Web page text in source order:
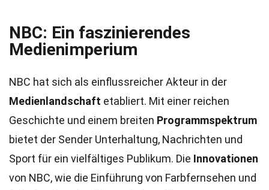
NBC: Ein faszinierendes
Medienimperium
NBC hat sich als einflussreicher Akteur in der
Medienlandschaft etabliert. Mit einer reichen
Geschichte und einem breiten Programmspektrum
bietet der Sender Unterhaltung, Nachrichten und
Sport für ein vielfältiges Publikum. Die Innovationen
von NBC, wie die Einführung von Farbfernsehen und